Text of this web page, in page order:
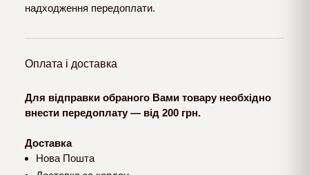
надходження передоплати.
Оплата і доставка
Для відправки обраного Вами товару необхідно
внести передоплату — від 200 грн.
Доставка
Нова Пошта